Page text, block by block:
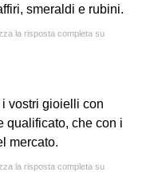
smeraldi e rubini.
la risposta completa su
i vostri gioielli con
qualificato, che con i
mercato.
la risposta completa su